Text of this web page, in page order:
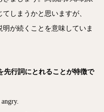
しまうかと思いますが、
明が続くことを意味していま
先行詞にとれることが特徴で